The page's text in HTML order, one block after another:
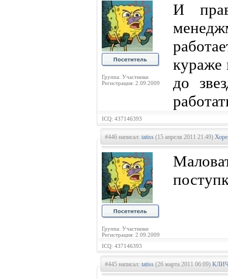
Группа: Участники
Регистрация: 2.09.2009
И
кураже
до
ICQ: 437146393
#446 написал: tatiss (15 апреля 2011 21:49)
Группа: Участники
Регистрация: 2.09.2009
ICQ: 437146393
#445 написал: tatiss (26 марта 2011 06:09)